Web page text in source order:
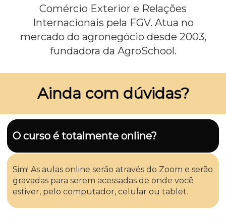
Comércio Exterior e Relações
Internacionais pela FGV. Atua no
mercado do agronegócio desde 2003,
fundadora da AgroSchool.
Ainda com dúvidas?
O curso é totalmente online?
Sim! As aulas online serão através do Zoom e serão
gravadas para serem acessadas de onde você
estiver, pelo computador, celular ou tablet.